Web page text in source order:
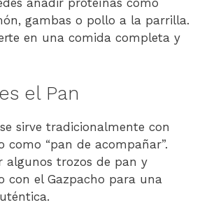
añadir proteínas como
gambas o pollo a la parrilla.
en una comida completa y
el Pan
sirve tradicionalmente con
como “pan de acompañar”.
algunos trozos de pan y
con el Gazpacho para una